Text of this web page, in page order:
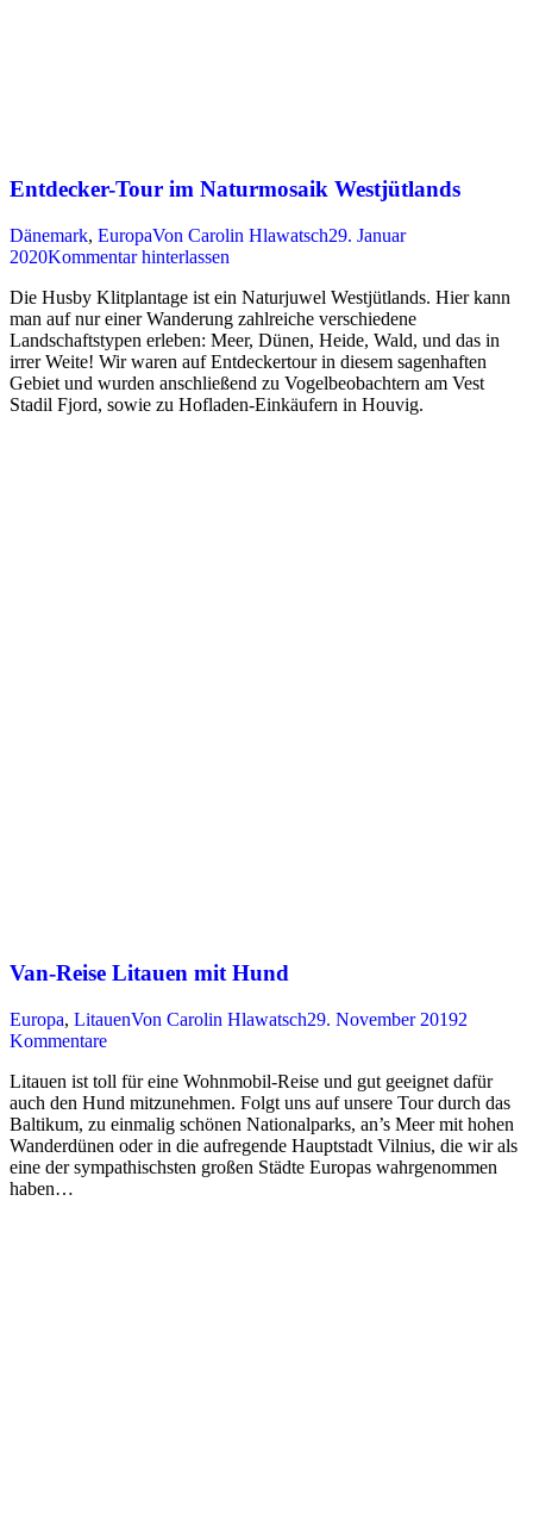
Entdecker-Tour im Naturmosaik Westjütlands
Dänemark, EuropaVon Carolin Hlawatsch29. Januar
2020Kommentar hinterlassen
Die Husby Klitplantage ist ein Naturjuwel Westjütlands. Hier kann
man auf nur einer Wanderung zahlreiche verschiedene
Landschaftstypen erleben: Meer, Dünen, Heide, Wald, und das in
irrer Weite! Wir waren auf Entdeckertour in diesem sagenhaften
Gebiet und wurden anschließend zu Vogelbeobachtern am Vest
Stadil Fjord, sowie zu Hofladen-Einkäufern in Houvig.
Van-Reise Litauen mit Hund
Europa, LitauenVon Carolin Hlawatsch29. November 20192
Kommentare
Litauen ist toll für eine Wohnmobil-Reise und gut geeignet dafür
auch den Hund mitzunehmen. Folgt uns auf unsere Tour durch das
Baltikum, zu einmalig schönen Nationalparks, an’s Meer mit hohen
Wanderdünen oder in die aufregende Hauptstadt Vilnius, die wir als
eine der sympathischsten großen Städte Europas wahrgenommen
haben…